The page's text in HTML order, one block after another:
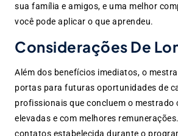
sua família e amigos, e uma melhor
você pode aplicar o que aprendeu.
Considerações De
Além dos benefícios imediatos, o
portas para futuras oportunidades de
profissionais que concluem o mestrado
elevadas e com melhores
contatos estabelecida durante o